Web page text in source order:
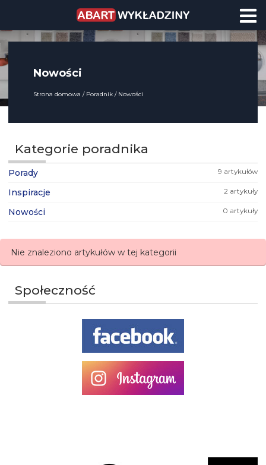
Nowości
Strona domowa Poradnik Nowości
Kategorie poradnika
Porady 9 artykułów
Inspiracje 2 artykuły
Nowości 0 artykuły
Nie znaleziono artykułów w tej kategorii
Społeczność